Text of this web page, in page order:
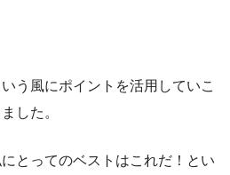
う風にポイントを活用していこ
した。
とってのベストはこれだ！とい